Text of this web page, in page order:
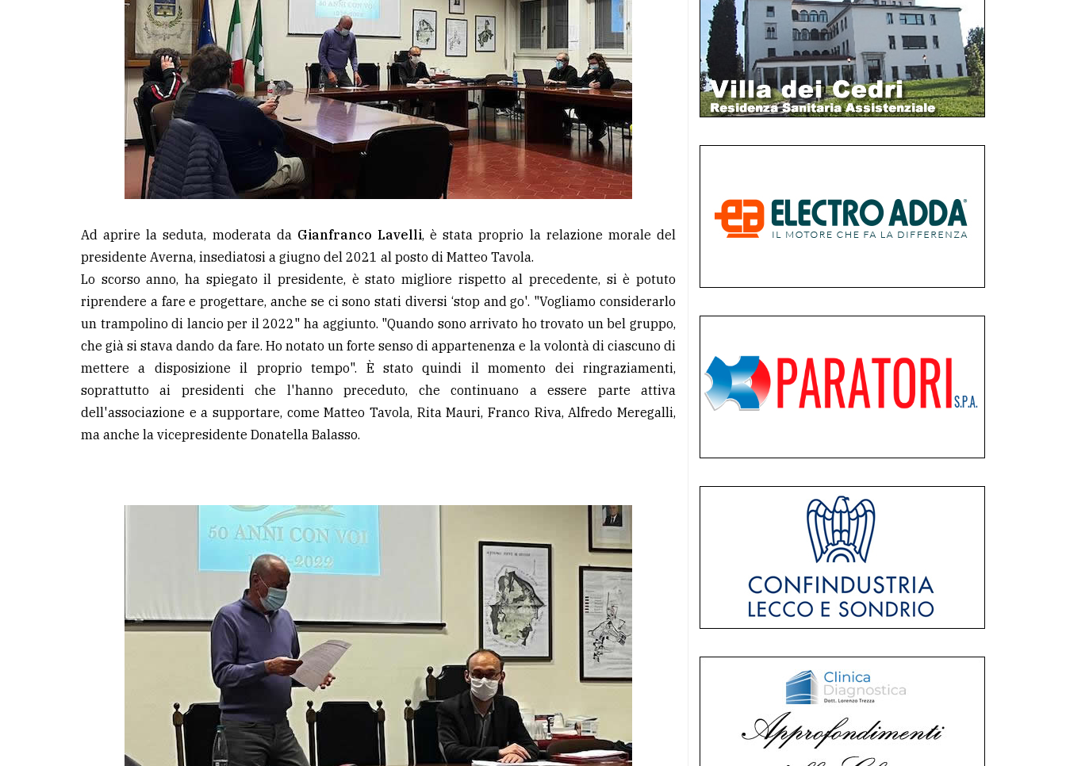
Ad aprire la seduta, moderata da Gianfranco Lavelli, è stata proprio la relazione morale del
presidente Averna, insediatosi a giugno del 2021 al posto di Matteo Tavola.
Lo scorso anno, ha spiegato il presidente, è stato migliore rispetto al precedente, si è potuto
riprendere a fare e progettare, anche se ci sono stati diversi ‘stop and go'. "Vogliamo considerarlo
un trampolino di lancio per il 2022" ha aggiunto. "Quando sono arrivato ho trovato un bel gruppo,
che già si stava dando da fare. Ho notato un forte senso di appartenenza e la volontà di ciascuno di
mettere a disposizione il proprio tempo". È stato quindi il momento dei ringraziamenti,
soprattutto ai presidenti che l'hanno preceduto, che continuano a essere parte attiva
dell'associazione e a supportare, come Matteo Tavola, Rita Mauri, Franco Riva, Alfredo Meregalli,
ma anche la vicepresidente Donatella Balasso.